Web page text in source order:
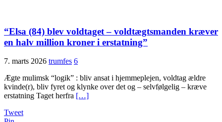
“Elsa (84) blev voldtaget – voldtægtsmanden kræver
en halv million kroner i erstatning”
7. marts 2026 trumfes 6
Ægte mulimsk “logik” : bliv ansat i hjemmeplejen, voldtag ældre
kvinde(r), bliv fyret og klynke over det og – selvfølgelig – kræve
erstatning Taget herfra […]
Tweet